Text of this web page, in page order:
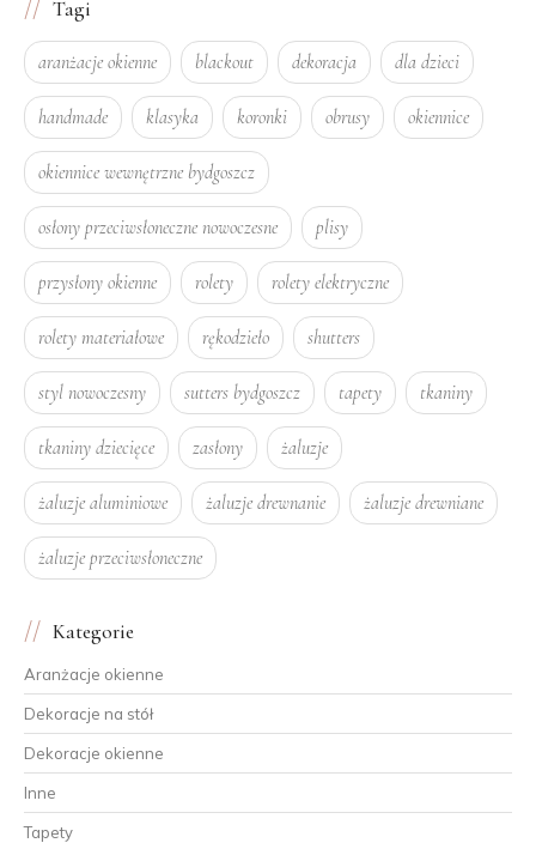
Tagi
aranżacje okienne blackout dekoracja dla dzieci
handmade klasyka koronki obrusy okiennice
okiennice wewnętrzne bydgoszcz
osłony przeciwsłoneczne nowoczesne plisy
przysłony okienne rolety rolety elektryczne
rolety materiałowe rękodzieło shutters
styl nowoczesny sutters bydgoszcz tapety tkaniny
tkaniny dziecięce zasłony żaluzje
żaluzje aluminiowe żaluzje drewnanie żaluzje drewniane
żaluzje przeciwsłoneczne
Kategorie
Aranżacje okienne
Dekoracje na stół
Dekoracje okienne
Inne
Tapety